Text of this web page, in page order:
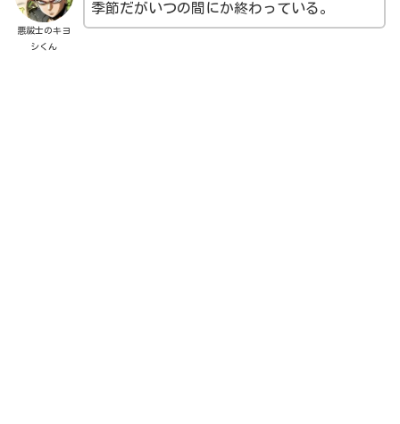
悪祓士のキヨ
シくん
季節だがいつの間にか終わっている。